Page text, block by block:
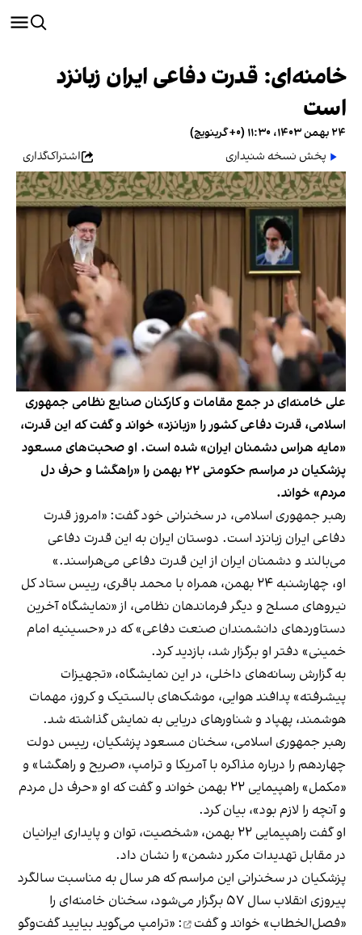
خامنه‌ای: قدرت دفاعی ایران زبانزد
است
۲۴ بهمن ۱۴۰۳، ۱۱:۳۰ (‎+۰ گرینویچ)
پخش نسخه شنیداری
اشتراک‌گذاری
علی خامنه‌ای در جمع مقامات و کارکنان صنایع نظامی جمهوری
اسلامی، قدرت دفاعی کشور را «زبانزد» خواند و گفت که این قدرت،
«مایه هراس دشمنان ایران» شده است. او صحبت‌های مسعود
پزشکیان در مراسم حکومتی ۲۲ بهمن را «راهگشا و حرف دل
مردم» خواند.
رهبر جمهوری اسلامی، در سخنرانی خود گفت: «امروز قدرت
دفاعی ایران زبانزد است. دوستان ایران به این قدرت دفاعی
می‌بالند و دشمنان ایران از این قدرت دفاعی می‌هراسند.»
او، چهارشنبه ۲۴ بهمن، همراه با محمد باقری، رییس ستاد کل
نیروهای مسلح و دیگر فرماندهان نظامی، از «نمایشگاه آخرین
دستاوردهای دانشمندان صنعت دفاعی» که در «حسینیه امام
خمینی» دفتر او برگزار شد، بازدید کرد.
به گزارش رسانه‌های داخلی، در این نمایشگاه، «تجهیزات
پیشرفته» پدافند هوایی، موشک‌های بالستیک و کروز، مهمات
هوشمند، پهپاد و شناورهای دریایی به نمایش گذاشته شد.
رهبر جمهوری اسلامی، سخنان مسعود پزشکیان، رییس دولت
چهاردهم را درباره مذاکره با آمریکا و ترامپ، «صریح و راهگشا» و
«مکمل» راهپیمایی ۲۲ بهمن خواند و گفت که او «حرف دل مردم
و آنچه را لازم بود»، بیان کرد.
او گفت راهپیمایی ۲۲ بهمن، «شخصیت، توان و پایداری ایرانیان
در مقابل تهدیدات مکرر دشمن» را نشان داد.
پزشکیان در سخنرانی این مراسم که هر سال به مناسبت سالگرد
پیروزی انقلاب سال ۵۷ برگزار می‌شود، سخنان خامنه‌ای را
«فصل‌الخطاب»خواند و گفت
: «ترامپ می‌گوید بیایید گفت‌وگو